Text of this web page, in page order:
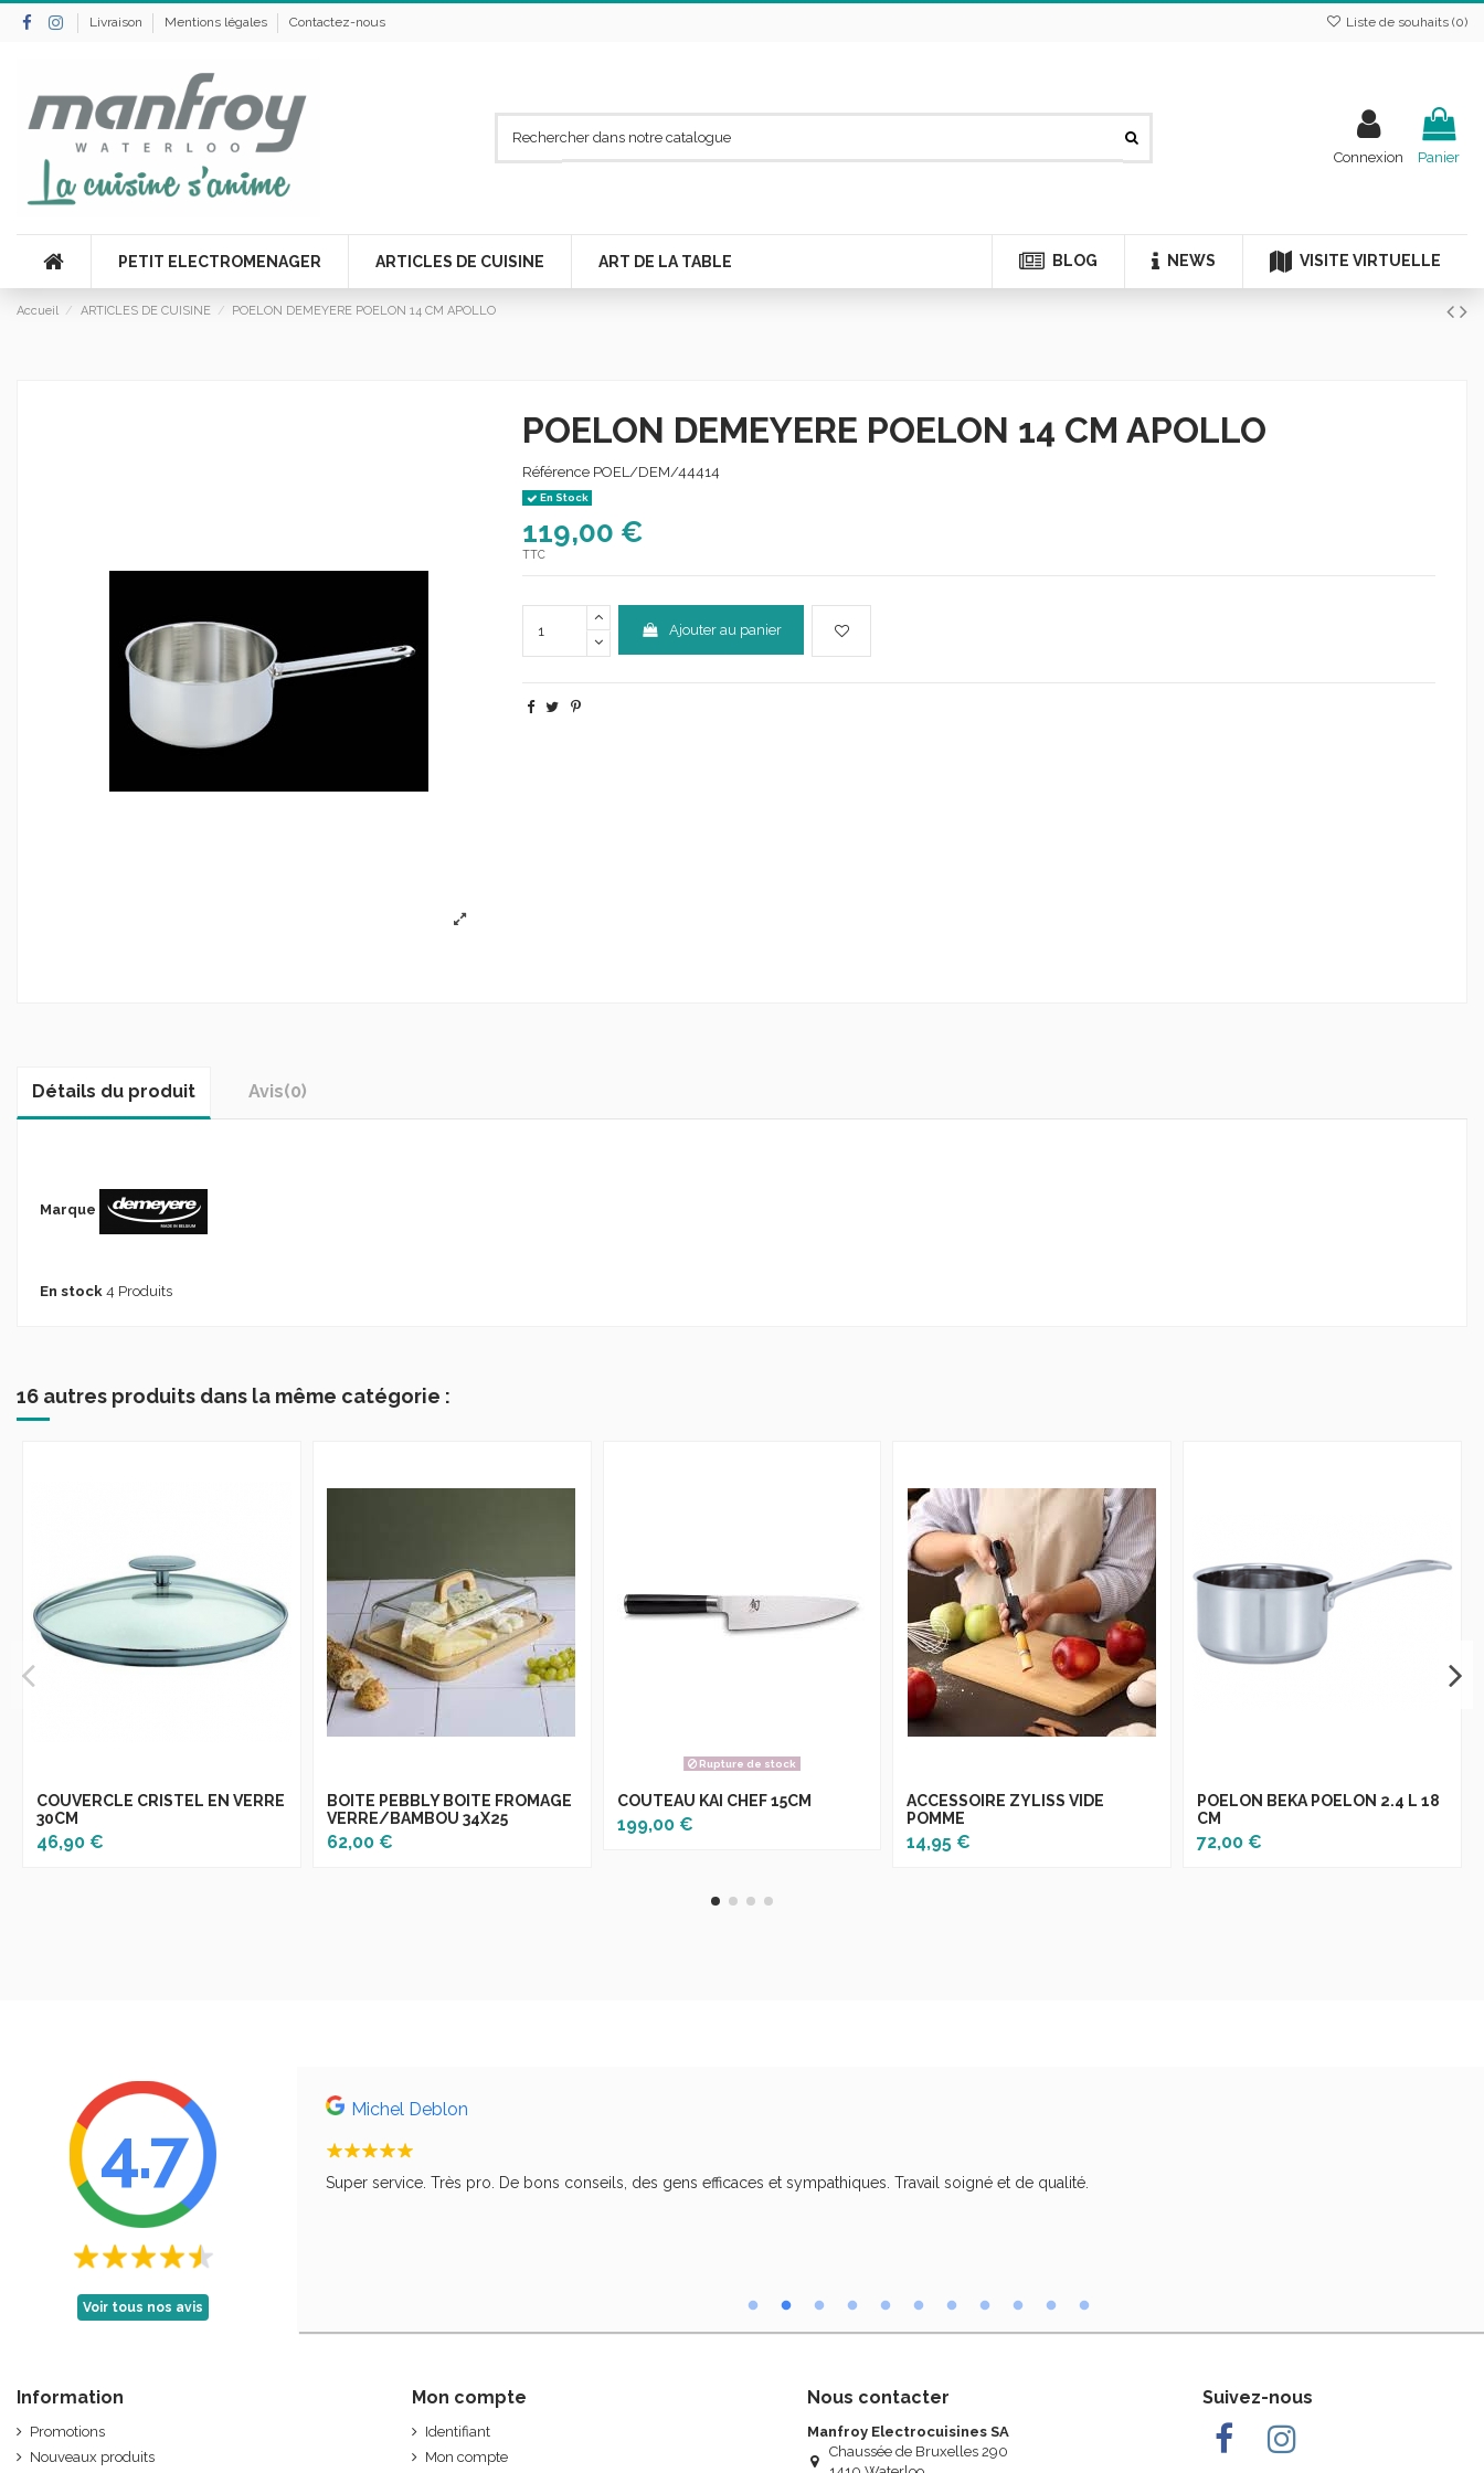
Livraison Mentions légales Contactez-nous Liste de souhaits (0)
Connexion Panier
PETIT ELECTROMENAGER ARTICLES DE CUISINE ART DE LA TABLE VISITE VIRTUELLE
NEWS
BLOG
Accueil ARTICLES DE CUISINE POELON DEMEYERE POELON 14 CM APOLLO
POELON DEMEYERE POELON 14 CM APOLLO
Référence POEL/DEM/44414
En Stock
119,00 €
TTC
Ajouter au panier
Détails du produit Avis(0)
Marque
En stock 4 Produits
16 autres produits dans la même catégorie :
COUVERCLE CRISTEL EN VERRE
30CM
46,90 €
BOITE PEBBLY BOITE FROMAGE
VERRE/BAMBOU 34X25
62,00 €
Rupture de stock
COUTEAU KAI CHEF 15CM
199,00 €
ACCESSOIRE ZYLISS VIDE
POMME
14,95 €
POELON BEKA POELON 2.4 L 18
CM
72,00 €
4.7
Voir tous nos avis
le disait ma grand-mère, qu'il faut
Michel Deblon
Super service. Très pro. De bons conseils, des gens efficaces et sympathiques. Travail soigné et de qualité.
Information
Promotions
Nouveaux produits
Mon compte
Identifiant
Mon compte
Nous contacter
Manfroy Electrocuisines SA
Chaussée de Bruxelles 290
Suivez-nous